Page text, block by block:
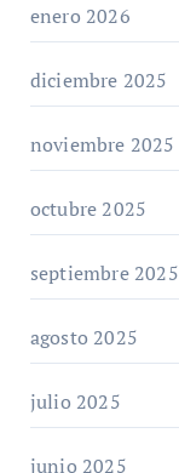
enero 2026
diciembre 2025
noviembre 2025
octubre 2025
septiembre 2025
agosto 2025
julio 2025
junio 2025